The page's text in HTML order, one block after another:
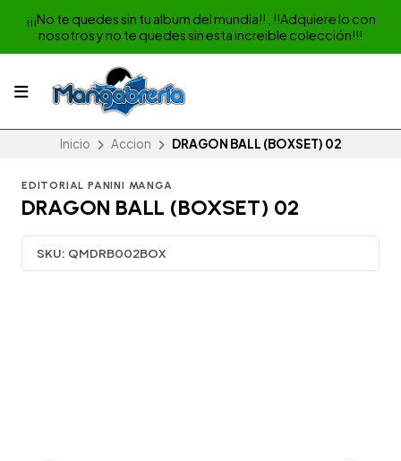
¡¡¡No te quedes sin tu album del mundia!! , !!Adquiere lo con
nosotros y no te quedes sin esta increible colección!!!
Inicio Accion DRAGON BALL (BOXSET) 02
EDITORIAL PANINI MANGA
DRAGON BALL (BOXSET) 02
SKU: QMDRB002BOX